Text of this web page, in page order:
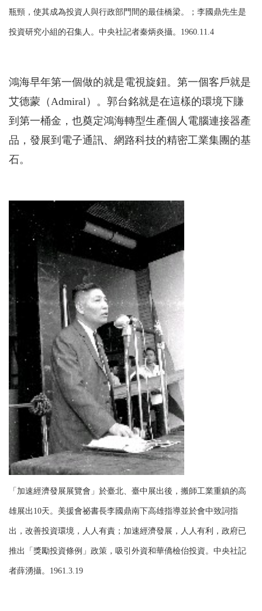
瓶頸，使其成為投資人與行政部門間的最佳橋梁。；李國鼎先生是
投資研究小組的召集人。中央社記者秦炳炎攝。1960.11.4
鴻海早年第一個做的就是電視旋鈕。第一個客戶就是
艾德蒙（Admiral）。郭台銘就是在這樣的環境下賺
到第一桶金，也奠定鴻海轉型生產個人電腦連接器產
品，發展到電子通訊、網路科技的精密工業集團的基
石。
「加速經濟發展展覽會」於臺北、臺中展出後，搬師工業重鎮的高
雄展出10天。美援會祕書長李國鼎南下高雄指導並於會中致詞指
出，改善投資環境，人人有責；加速經濟發展，人人有利，政府已
推出「獎勵投資條例」政策，吸引外資和華僑檢佁投資。中央社記
者薛湧攝。1961.3.19